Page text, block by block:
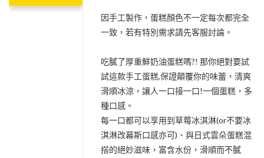
因手工製作，蛋糕顏色不一定每次都完全
一致，若有特別需求請先客服討論。
吃膩了厚重鮮奶油蛋糕嗎?! 那你絕對要試
試這款手工蛋糕,保證顛覆你的味蕾，清爽
滑順冰涼，讓人一口接一口!一個蛋糕，多
種口感。
每一口都可以享用到草莓冰淇淋(or不要冰
淇淋改幕斯口感亦可)、與日式雲朵蛋糕混
搭的絕妙滋味，富含水份，滑順而不膩